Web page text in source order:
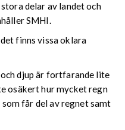
delar av landet och
SMHI.
finns vissa oklara
djup är fortfarande lite
osäkert hur mycket regn
får del av regnet samt